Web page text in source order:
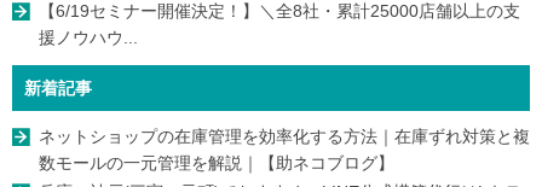
【6/19セミナー開催決定！】＼全8社・累計25000店舗以上の支
援ノウハウ...
新着記事
ネットショップの在庫管理を効率化する方法｜在庫ずれ対策と複
数モールの一元管理を解説｜【助ネコブログ】